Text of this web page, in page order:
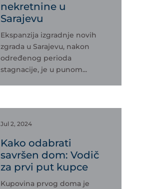
nekretnine u
Sarajevu
Ekspanzija izgradnje novih
zgrada u Sarajevu, nakon
određenog perioda
stagnacije, je u punom...
Jul 2, 2024
Kako odabrati
savršen dom: Vodič
za prvi put kupce
Kupovina prvog doma je